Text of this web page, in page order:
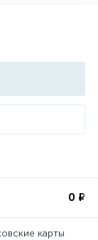
0 ₽
карты